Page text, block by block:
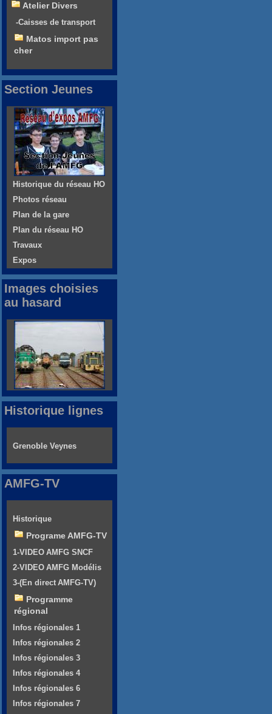
Atelier Divers
-Caisses de transport
Matos import pas
cher
Section Jeunes
Historique du réseau HO
Photos réseau
Plan de la gare
Plan du réseau HO
Travaux
Expos
Images choisies
au hasard
Historique lignes
Grenoble Veynes
AMFG-TV
Historique
Programe AMFG-TV
1-VIDEO AMFG SNCF
2-VIDEO AMFG Modélis
3-(En direct AMFG-TV)
Programme
régional
Infos régionales 1
Infos régionales 2
Infos régionales 3
Infos régionales 4
Infos régionales 6
Infos régionales 7